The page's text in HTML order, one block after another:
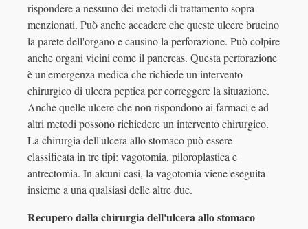
rispondere a nessuno dei metodi di trattamento sopra
menzionati. Può anche accadere che queste ulcere brucino
la parete dell'organo e causino la perforazione. Può colpire
anche organi vicini come il pancreas. Questa perforazione
è un'emergenza medica che richiede un intervento
chirurgico di ulcera peptica per correggere la situazione.
Anche quelle ulcere che non rispondono ai farmaci e ad
altri metodi possono richiedere un intervento chirurgico.
La chirurgia dell'ulcera allo stomaco può essere
classificata in tre tipi: vagotomia, piloroplastica e
antrectomia. In alcuni casi, la vagotomia viene eseguita
insieme a una qualsiasi delle altre due.
Recupero dalla chirurgia dell'ulcera allo stomaco